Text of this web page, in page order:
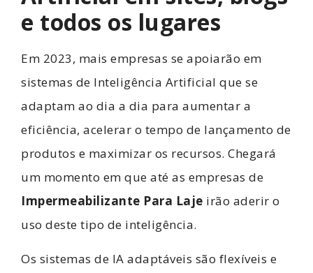
e todos os lugares
Em 2023, mais empresas se apoiarão em
sistemas de Inteligência Artificial que se
adaptam ao dia a dia para aumentar a
eficiência, acelerar o tempo de lançamento de
produtos e maximizar os recursos. Chegará
um momento em que até as empresas de
Impermeabilizante Para Laje irão aderir o
uso deste tipo de inteligência.
Os sistemas de IA adaptáveis ​​são flexíveis e